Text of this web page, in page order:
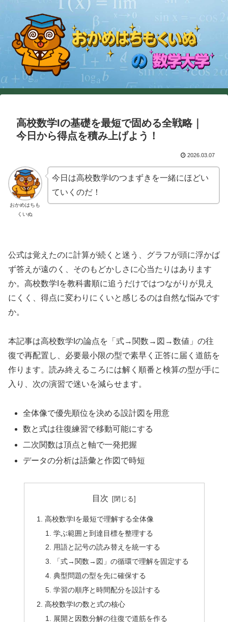
高校数学Iの基礎を最短で固める全戦略｜
今日から得点を積み上げよう！
2026.03.07
おかめはちも
くいぬ
今日は高校数学Iのつまずきを一緒にほどい
ていくのだ！
公式は覚えたのに計算が続くと迷う、グラフが頭に浮かば
ず答えが遠のく、そのもどかしさに心当たりはあります
か。高校数学Iを教科書順に追うだけではつながりが見え
にくく、得点に変わりにくいと感じるのは自然な悩みです
か。
本記事は高校数学Iの論点を「式→関数→図→数値」の往
復で再配置し、必要最小限の型で素早く正答に届く道筋を
作ります。読み終えるころには解く順番と検算の型が手に
入り、次の演習で迷いを減らせます。
全体像で優先順位を決める設計図を用意
数と式は往復練習で移動可能にする
二次関数は頂点と軸で一発把握
データの分析は語彙と作図で時短
目次
高校数学Iを最短で理解する全体像
学ぶ範囲と到達目標を整理する
用語と記号の読み替えを統一する
「式→関数→図」の循環で理解を固定する
典型問題の型を先に確保する
学習の順序と時間配分を設計する
高校数学Iの数と式の核心
展開と因数分解の往復で道筋を作る